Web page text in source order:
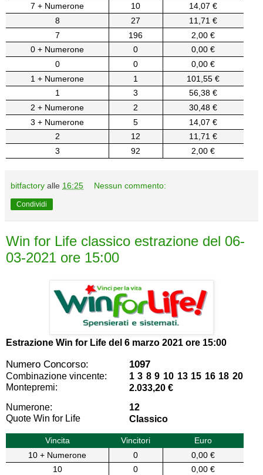
7 + Numerone
10
14,07 €
8
27
11,71 €
7
196
2,00 €
0 + Numerone
0
0,00 €
0
0
0,00 €
1 + Numerone
1
101,55 €
1
3
56,38 €
2 + Numerone
2
30,48 €
3 + Numerone
5
14,07 €
2
12
11,71 €
3
92 2,00 €
bitfactory alle 16:25 Nessun commento:
Condividi
Win for Life classico estrazione del 06-
03-2021 ore 15:00
Estrazione Win for Life del 6 marzo 2021 ore 15:00
Numero Concorso: 1097
Combinazione vincente:
1 3 8 9 10 13 15 16 18 20
Montepremi:
2.033,20 €
Numerone:
12
Quote Win for Life
Classico
Vincita Vincitori
Euro
10 + Numerone
0
0,00 €
10
0
0,00 €